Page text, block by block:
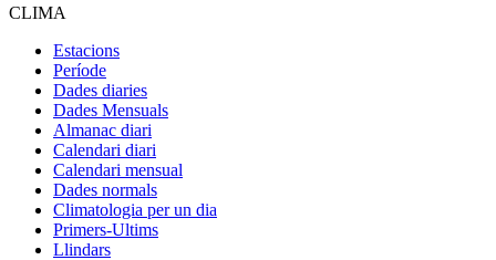
CLIMA
Estacions
Període
Dades diaries
Dades Mensuals
Almanac diari
Calendari diari
Calendari mensual
Dades normals
Climatologia per un dia
Primers-Ultims
Llindars